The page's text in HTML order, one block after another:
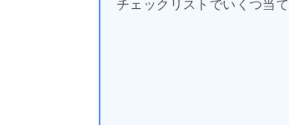
チェックリストでいくつ当